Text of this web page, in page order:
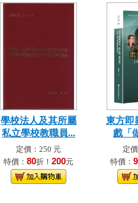
學校法人及其所屬
私立學校教職員...
定價：250 元
特價： 80折！ 200元
東方即
戲「
定
特價：